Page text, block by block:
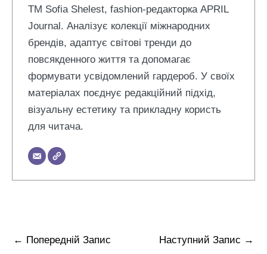
ТМ Sofia Shelest, fashion-редакторка APRIL
Journal. Аналізує колекції міжнародних
брендів, адаптує світові тренди до
повсякденного життя та допомагає
формувати усвідомлений гардероб. У своїх
матеріалах поєднує редакційний підхід,
візуальну естетику та прикладну користь
для читача.
← Попередній Запис Наступний Запис →